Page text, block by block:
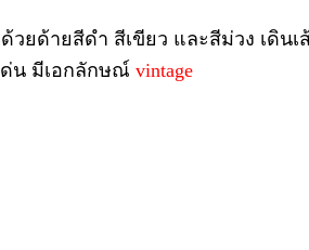
ด้ายสีดำ สีเขียว และสีม่วง เดินเ
ด่น มีเอกลักษณ์ vintage